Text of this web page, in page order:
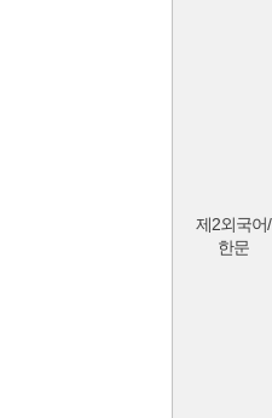
제2외국어/
한문